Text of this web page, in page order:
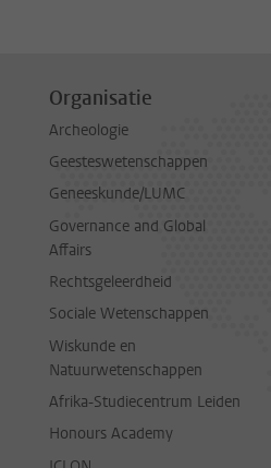
Organisatie
Archeologie
Geesteswetenschappen
Geneeskunde/LUMC
Governance and Global
Affairs
Rechtsgeleerdheid
Sociale Wetenschappen
Wiskunde en
Natuurwetenschappen
Afrika-Studiecentrum Leiden
Honours Academy